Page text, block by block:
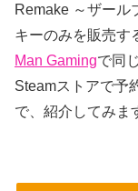
Remake ～ザール
キーのみを販売す
Man Gamingで同
Steamストアで予
で、紹介してみま